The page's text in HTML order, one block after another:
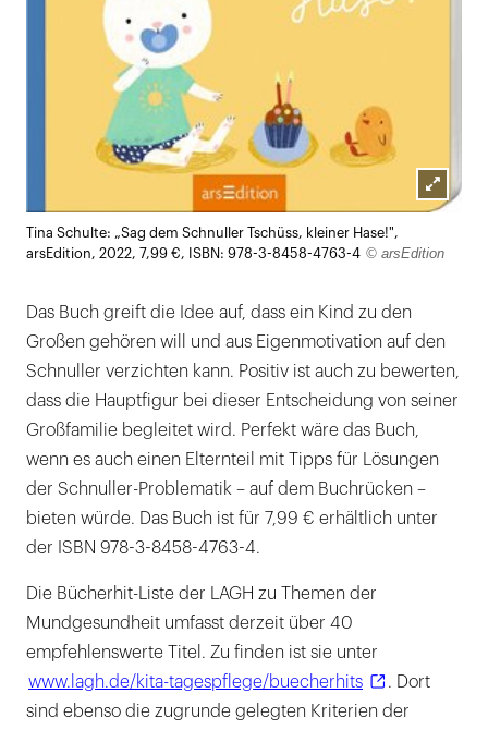
Tina Schulte: „Sag dem Schnuller Tschüss, kleiner Hase!",
arsEdition, 2022, 7,99 €, ISBN: 978-3-8458-4763-4 © arsEdition
Das Buch greift die Idee auf, dass ein Kind zu den
Großen gehören will und aus Eigenmotivation auf den
Schnuller verzichten kann. Positiv ist auch zu bewerten,
dass die Hauptfigur bei dieser Entscheidung von seiner
Großfamilie begleitet wird. Perfekt wäre das Buch,
wenn es auch einen Elternteil mit Tipps für Lösungen
der Schnuller-Proble­matik – auf dem Buchrücken –
bieten würde. Das Buch ist für 7,99 € erhältlich unter
der ISBN 978-3-8458-4763-4.
Die Bücherhit-Liste der LAGH zu Themen der
Mundgesundheit umfasst derzeit über 40
empfehlenswerte Titel. Zu finden ist sie unter
www.lagh.de/kita-tagespflege/buecherhits
. Dort
sind ebenso die zugrunde gelegten Kriterien der